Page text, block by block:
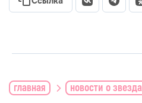
главная новости о